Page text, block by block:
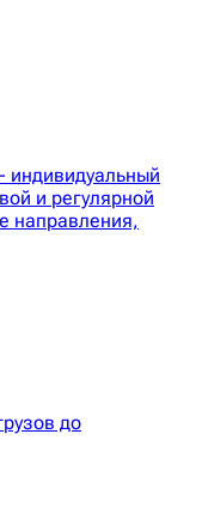
индивидуальный
и регулярной
до